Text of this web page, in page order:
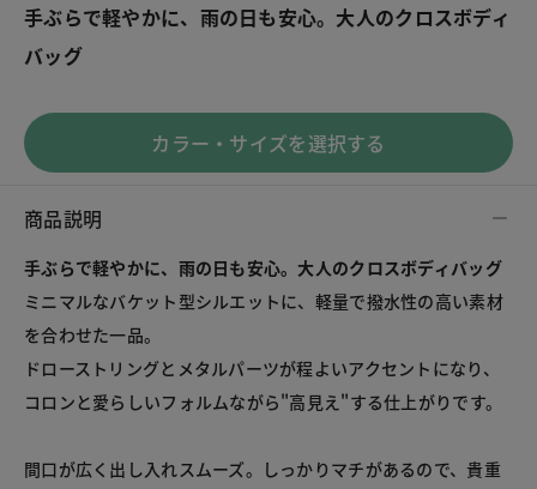
手ぶらで軽やかに、雨の日も安心。大人のクロスボディ
バッグ
カラー・サイズを選択する
商品説明
手ぶらで軽やかに、雨の日も安心。大人のクロスボディバッグ
ミニマルなバケット型シルエットに、軽量で撥水性の高い素材
を合わせた一品。
ドローストリングとメタルパーツが程よいアクセントになり、
コロンと愛らしいフォルムながら"高見え"する仕上がりです。
間口が広く出し入れスムーズ。しっかりマチがあるので、貴重
X メール